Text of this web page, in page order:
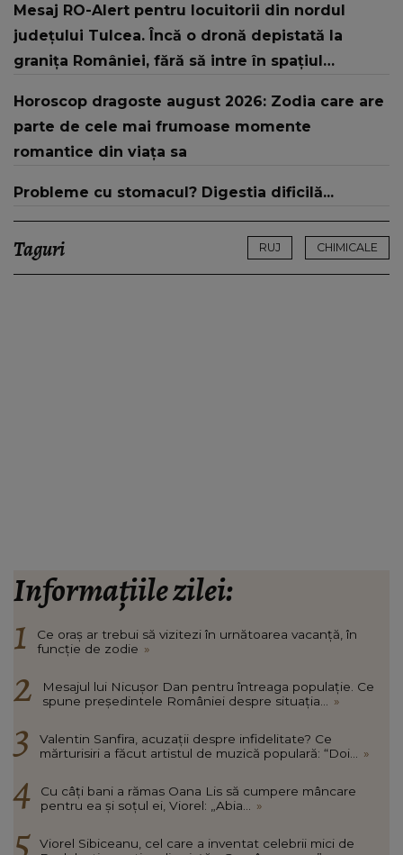
emoționant: "Ai făcut pentru copiii tăi lucruri pe
care eu nu aș fi fost în stare să le fac..."
Mesaj RO-Alert pentru locuitorii din nordul
județului Tulcea. Încă o dronă depistată la
granița României, fără să intre în spațiul
Horoscop dragoste august 2026: Zodia care are
parte de cele mai frumoase momente
romantice din viața sa
Probleme cu stomacul? Digestia dificilă...
Taguri RUJ CHIMICALE
Informațiile zilei:
Ce oraș ar trebui să vizitezi în urnătoarea vacanță, în
funcție de zodie »
Mesajul lui Nicușor Dan pentru întreaga populație. Ce
spune președintele României despre situația...
»
Valentin Sanfira, acuzații despre infidelitate? Ce
mărturisiri a făcut artistul de muzică populară: “Doi...
»
Cu câți bani a rămas Oana Lis să cumpere mâncare
pentru ea și soțul ei, Viorel: „Abia...
»
Viorel Sibiceanu, cel care a inventat celebrii mici de